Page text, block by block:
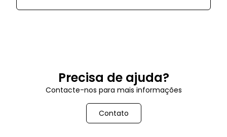
Precisa de ajuda?
Contacte-nos para mais informações
Contato